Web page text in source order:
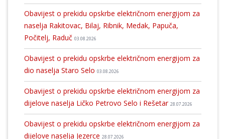
Obavijest o prekidu opskrbe električnom energijom za
naselja Rakitovac, Bilaj, Ribnik, Medak, Papuča,
Počitelj, Raduč 03.08.2026
Obavijest o prekidu opskrbe električnom energijom za
dio naselja Staro Selo 03.08.2026
Obavijest o prekidu opskrbe električnom energijom za
dijelove naselja Ličko Petrovo Selo i Rešetar 28.07.2026
Obavijest o prekidu opskrbe električnom energijom za
dijelove naselja Jezerce 28.07.2026